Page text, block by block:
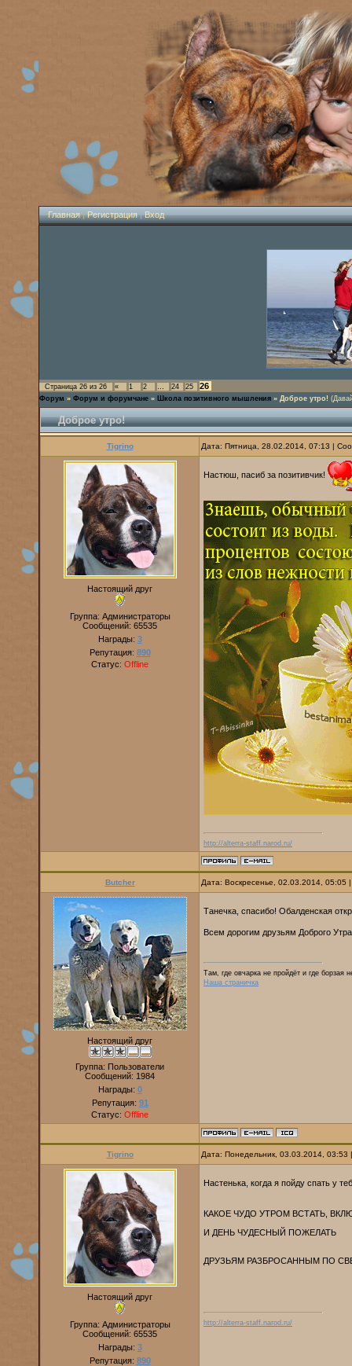
Главная|Регистрация|Вход
Страница 26 из 26 « 1 2 … 24 25 26
Форум » Форум и форумчане » Школа позитивного мышления » Доброе утро!
Доброе утро!
Tigrino Дата: Пятница, 28.02.2014, 07:13 |
Настоящий друг
Группа: Администраторы
Сообщений: 65535
Награды: 3
Репутация: 890
Статус: Offline
Настюш, пасиб за позитивчик!
http://alterra-staff.narod.ru/
Butcher Дата: Воскресенье, 02.03.2014,
Настоящий друг
Группа: Пользователи
Сообщений: 1984
Награды: 0
Репутация: 91
Статус: Offline
Танечка, спасибо! Обалденская
Всем дорогим друзьям Доброго
Там, где овчарка не пройдёт и где борзая
Наша страничка
Tigrino Дата: Понедельник, 03.03.2014,
Настоящий друг
Группа: Администраторы
Сообщений: 65535
Награды: 3
Репутация: 890
Настенька, когда я пойду спать у
КАКОЕ ЧУДО УТРОМ ВСТАТЬ,
И ДЕНЬ ЧУДЕСНЫЙ ПОЖЕЛАТЬ
ДРУЗЬЯМ РАЗБРОСАННЫМ ПО
http://alterra-staff.narod.ru/